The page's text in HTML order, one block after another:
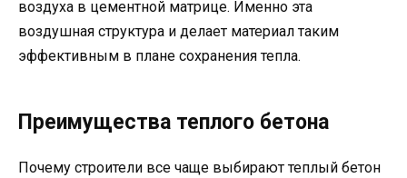
воздуха в цементной матрице. Именно эта
воздушная структура и делает материал таким
эффективным в плане сохранения тепла.
Преимущества теплого бетона
Почему строители все чаще выбирают теплый бетон